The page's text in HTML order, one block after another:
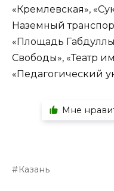
«Кремлевская»,
Наземный
«Площадь
Свободы», «Театр
«Педагогический
Мне
Казань